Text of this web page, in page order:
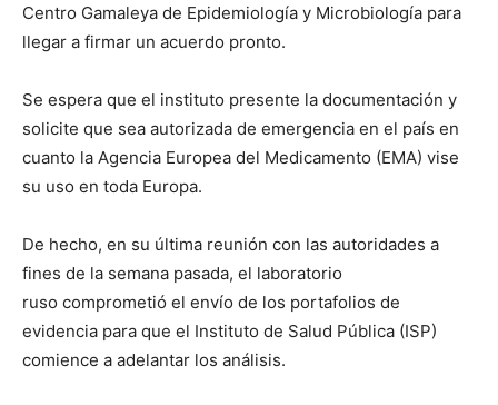
Centro Gamaleya de Epidemiología y Microbiología para
llegar a firmar un acuerdo pronto.
Se espera que el instituto presente la documentación y
solicite que sea autorizada de emergencia en el país en
cuanto la Agencia Europea del Medicamento (EMA) vise
su uso en toda Europa.
De hecho, en su última reunión con las autoridades a
fines de la semana pasada, el laboratorio
ruso comprometió el envío de los portafolios de
evidencia para que el Instituto de Salud Pública (ISP)
comience a adelantar los análisis.